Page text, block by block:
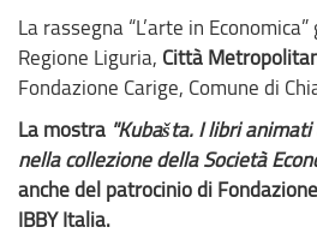
La rassegna “L’arte in
Regione Liguria, Città
Fondazione Carige, Comune di
La mostra "Kubašta. I libri
nella collezione della Società
anche del patrocinio di
IBBY Italia.